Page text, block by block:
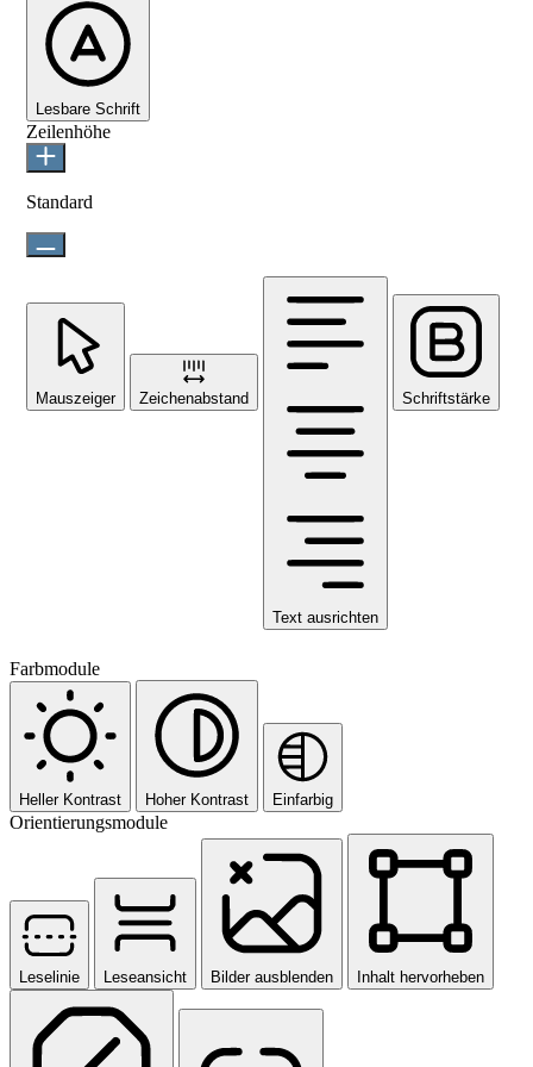
Lesbare Schrift
Zeilenhöhe
Standard
Mauszeiger Zeichenabstand
Text ausrichten
Schriftstärke
Farbmodule
Heller Kontrast Hoher Kontrast Einfarbig
Orientierungsmodule
Leselinie Leseansicht Bilder ausblenden Inhalt hervorheben